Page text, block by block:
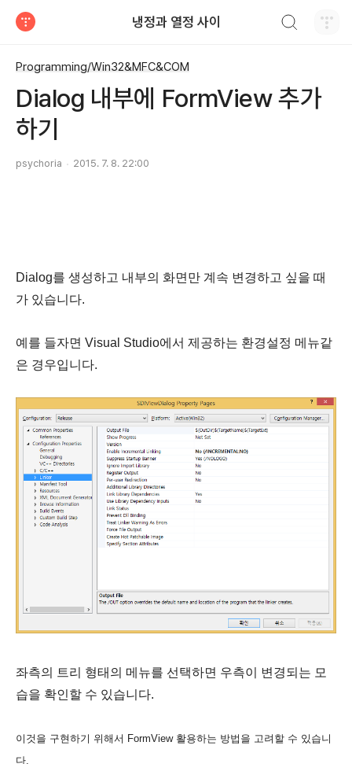
냉정과 열정 사이
Programming/Win32&MFC&COM
Dialog 내부에 FormView 추가
하기
psychoria 2015. 7. 8. 22:00
Dialog를 생성하고 내부의 화면만 계속 변경하고 싶을 때
가 있습니다.
예를 들자면 Visual Studio에서 제공하는 환경설정 메뉴같
은 경우입니다.
좌측의 트리 형태의 메뉴를 선택하면 우측이 변경되는 모
습을 확인할 수 있습니다.
이것을 구현하기 위해서 FormView 활용하는 방법을 고려할 수 있습니
다.